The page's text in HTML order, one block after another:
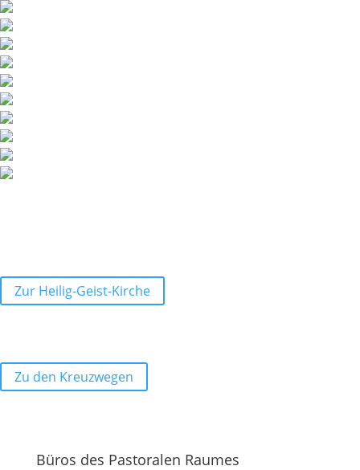
Zur Heilig-Geist-Kirche
Zu den Kreuzwegen
Büros des Pastoralen Raumes